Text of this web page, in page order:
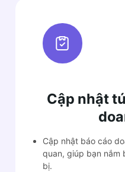
Cập nhật
Cập nhật báo cáo
quan, giúp bạn nắm
bị.